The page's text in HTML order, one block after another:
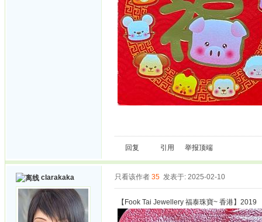
回复 引用 举报顶端
clarakaka 只看该作者 35 发表于: 2025-02-10
【Fook Tai Jewellery 福泰珠寶~ 香港】2019